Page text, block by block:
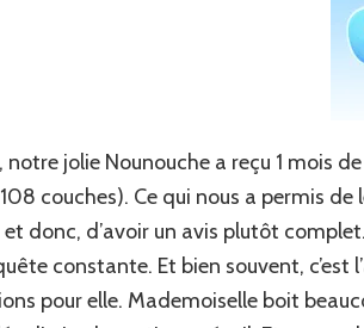
notre jolie Nounouche a reçu 1 mois
couches). Ce qui nous a permis
et donc, d’avoir un avis plutôt
constante. Et bien souvent,
pour elle. Mademoiselle boit